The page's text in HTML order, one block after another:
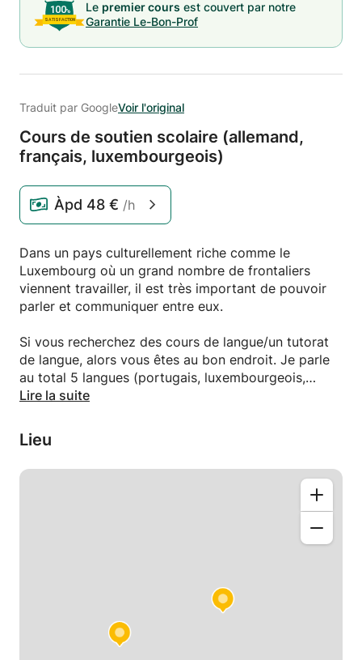
Le premier cours est couvert par notre
Garantie Le-Bon-Prof
Traduit par GoogleVoir l'original
Cours de soutien scolaire (allemand,
français, luxembourgeois)
Àpd 48 € /h
Dans un pays culturellement riche comme le
Luxembourg où un grand nombre de frontaliers
viennent travailler, il est très important de pouvoir
parler et communiquer entre eux.
Si vous recherchez des cours de langue/un tutorat
de langue, alors vous êtes au bon endroit. Je parle
au total 5 langues (portugais, luxembourgeois,
allemand, français et anglais).
Traduire n’est pas un problème pour moi, ce qui rend
l’apprentissage d’une langue encore plus facile.
Lire la suite
Lieu